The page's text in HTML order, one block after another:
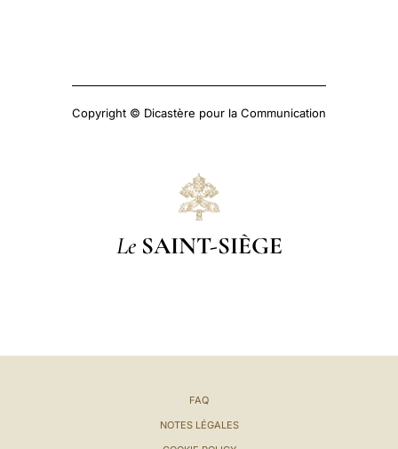
Copyright © Dicastère pour la Communication
Le SAINT-SIÈGE
FAQ
NOTES LÉGALES